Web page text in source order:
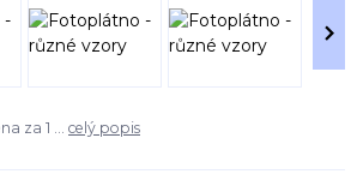
za 1 ... celý popis